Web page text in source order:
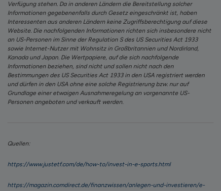
Verfügung stehen. Da in anderen Ländern die Bereitstellung solcher
Informationen gegebenenfalls durch Gesetz eingeschränkt ist, haben
Interessenten aus anderen Ländern keine Zugriffsberechtigung auf diese
Website. Die nachfolgenden Informationen richten sich insbesondere nicht
an US-Personen im Sinne der Regulation S des US Securities Act 1933
sowie Internet-Nutzer mit Wohnsitz in Großbritannien und Nordirland,
Kanada und Japan. Die Wertpapiere, auf die sich nachfolgende
Informationen beziehen, sind nicht und sollen nicht nach den
Bestimmungen des US Securities Act 1933 in den USA registriert werden
und dürfen in den USA ohne eine solche Registrierung bzw. nur auf
Grundlage einer etwaigen Ausnahmeregelung an vorgenannte US-
Personen angeboten und verkauft werden.
Quellen:
https://www.justetf.com/de/how-to/invest-in-e-sports.html
https://magazin.comdirect.de/finanzwissen/anlegen-und-investieren/e-